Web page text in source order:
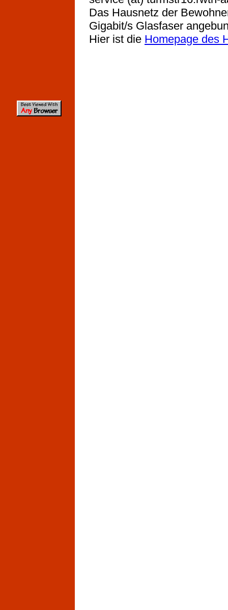
Das Hausnetz der
Gigabit/s Glasfaser
Hier ist die Homepage des